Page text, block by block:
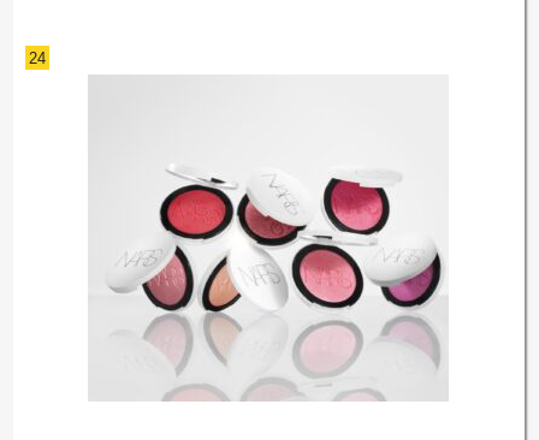
24